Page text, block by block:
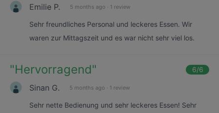
Emilie P. 5 months ago · 1 review
Sehr freundliches Personal und leckeres Essen. Wir
waren zur Mittagszeit und es war nicht sehr viel los.
"Hervorragend" 6/6
Sinan G. 5 months ago · 1 review
Sehr nette Bedienung und sehr leckeres Essen! Sehr